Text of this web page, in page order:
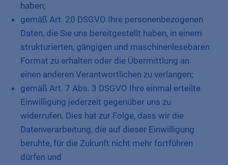
haben;
gemäß Art. 20 DSGVO Ihre personenbezogenen
Daten, die Sie uns bereitgestellt haben, in einem
strukturierten, gängigen und maschinenlesebaren
Format zu erhalten oder die Übermittlung an
einen anderen Verantwortlichen zu verlangen;
gemäß Art. 7 Abs. 3 DSGVO Ihre einmal erteilte
Einwilligung jederzeit gegenüber uns zu
widerrufen. Dies hat zur Folge, dass wir die
Datenverarbeitung, die auf dieser Einwilligung
beruhte, für die Zukunft nicht mehr fortführen
dürfen und